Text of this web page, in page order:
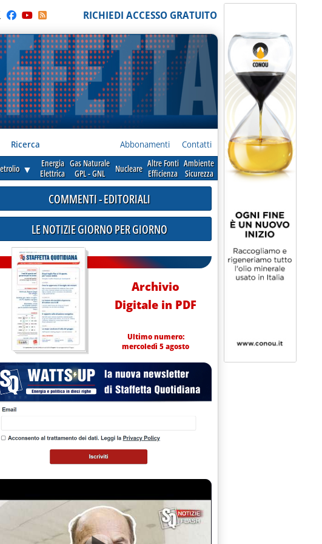
RICHIEDI ACCESSO GRATUITO
Ricerca Abbonamenti Contatti
▼
Energia
Elettrica
Gas Naturale
GPL - GNL
Nucleare Altre Fonti
Efficienza
Ambiente
Sicurezza
0.0.
MILIARDI IL DEFICIT ENERGETICO NEI PRIMI DUE MESI 1997 (+1.075
COMMENTI - EDITORIALI
LE NOTIZIE GIORNO PER GIORNO
Archivio
Digitale in PDF
Ultimo numero:
mercoledì 5 agosto